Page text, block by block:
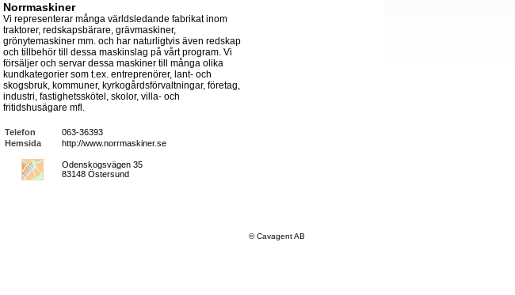
Norrmaskiner
Vi representerar många världsledande fabrikat inom
traktorer, redskapsbärare, grävmaskiner,
grönytemaskiner mm. och har naturligtvis även redskap
och tillbehör till dessa maskinslag på vårt program. Vi
försäljer och servar dessa maskiner till många olika
kundkategorier som t.ex. entreprenörer, lant- och
skogsbruk, kommuner, kyrkogårdsförvaltningar, företag,
industri, fastighetsskötel, skolor, villa- och
fritidshusägare mfl.
Telefon
063-36393
Hemsida
http://www.norrmaskiner.se
Odenskogsvägen 35
83148 Östersund
© Cavagent AB